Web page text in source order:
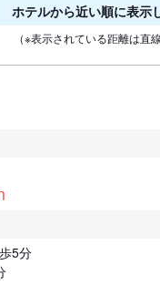
ホテルから近い順に表示
（※表示されている距離は直
5分